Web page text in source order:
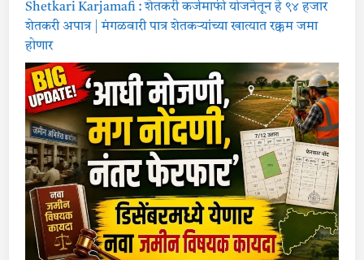
Shetkari Karjamafi : शेतकरी कर्जमाफी योजनेतून हे ९४ हजार
शेतकरी अपात्र | मंगळवारी पात्र शेतकऱ्यांच्या खात्यात रक्कम जमा
होणार